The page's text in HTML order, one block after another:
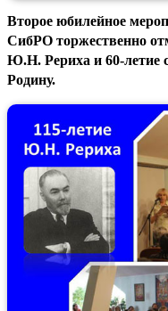
Второе юбилейное
СибРО торжественно
Ю.Н. Рериха и 60-летие
Родину.